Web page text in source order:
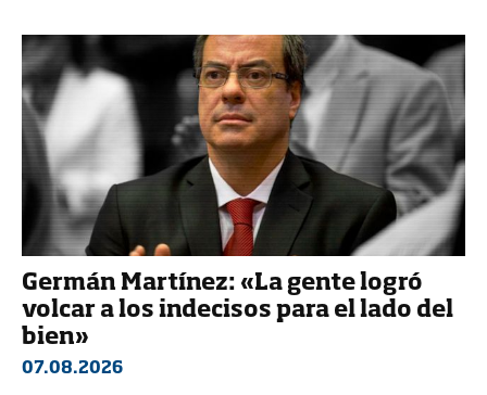
Germán Martínez: «La gente logró
volcar a los indecisos para el lado del
bien»
07.08.2026